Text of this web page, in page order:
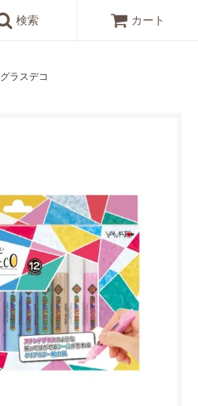
検索 カート
グラスデコ